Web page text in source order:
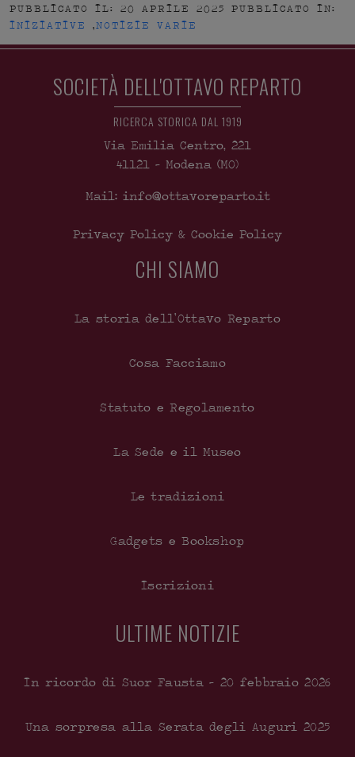
PUBBLICATO IL: 20 APRILE 2025 PUBBLICATO IN:
INIZIATIVE
,NOTIZIE VARIE
SOCIETÀ DELL'OTTAVO REPARTO
RICERCA STORICA DAL 1919
Via Emilia Centro, 221
41121 - Modena (MO)
Mail: info@ottavoreparto.it
Privacy Policy & Cookie Policy
CHI SIAMO
La storia dell’Ottavo Reparto
Cosa Facciamo
Statuto e Regolamento
La Sede e il Museo
Le tradizioni
Gadgets e Bookshop
Iscrizioni
ULTIME NOTIZIE
In ricordo di Suor Fausta – 20 febbraio 2026
Una sorpresa alla Serata degli Auguri 2025